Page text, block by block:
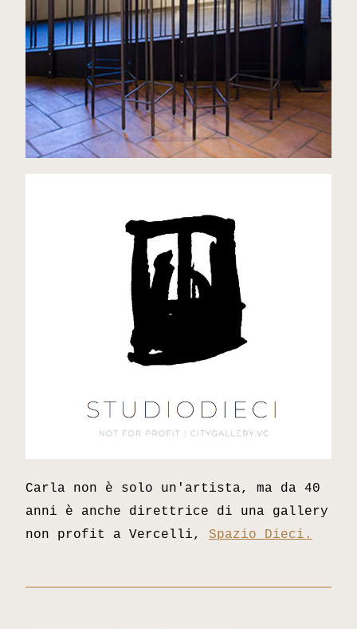
Carla non è solo un'artista, ma da 40
anni è anche direttrice di una gallery
non profit a Vercelli, Spazio Dieci.